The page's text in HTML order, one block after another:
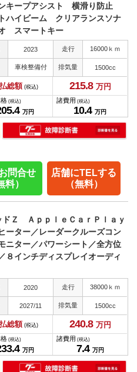
キープアシスト 横滑り防止
ハイビーム クリアランスソナ
スマートキー
2023 走行 16000ｋｍ
車検整備付 排気量 1500cc
総額 (税込) 215.8 万円
(税込)
4 万円
諸費用 (税込)
10.4 万円
問合せ
料）
店舗にTELする
（無料）
ドＺ ＡｐｐｌｅＣａｒＰｌａｙ
ーター／レーダークルーズコン
ニター／パワーシート／全方位
８インチディスプレイオーディ
2020 走行 38000ｋｍ
2027/11 排気量 1500cc
総額 (税込) 240.8 万円
(税込)
4 万円
諸費用 (税込)
7.4 万円